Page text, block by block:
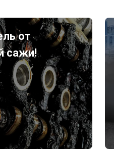
от
сажи!